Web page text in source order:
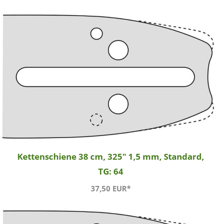
Kettenschiene 38 cm, 325" 1,5 mm, Standard,
TG: 64
37,50 EUR*